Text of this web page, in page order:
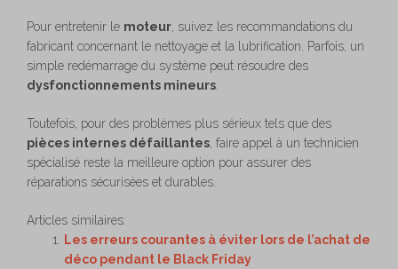
Pour entretenir le moteur, suivez les recommandations du
fabricant concernant le nettoyage et la lubrification. Parfois, un
simple redémarrage du système peut résoudre des
dysfonctionnements mineurs.
Toutefois, pour des problèmes plus sérieux tels que des
pièces internes défaillantes, faire appel à un technicien
spécialisé reste la meilleure option pour assurer des
réparations sécurisées et durables.
Articles similaires:
Les erreurs courantes à éviter lors de l’achat de
déco pendant le Black Friday